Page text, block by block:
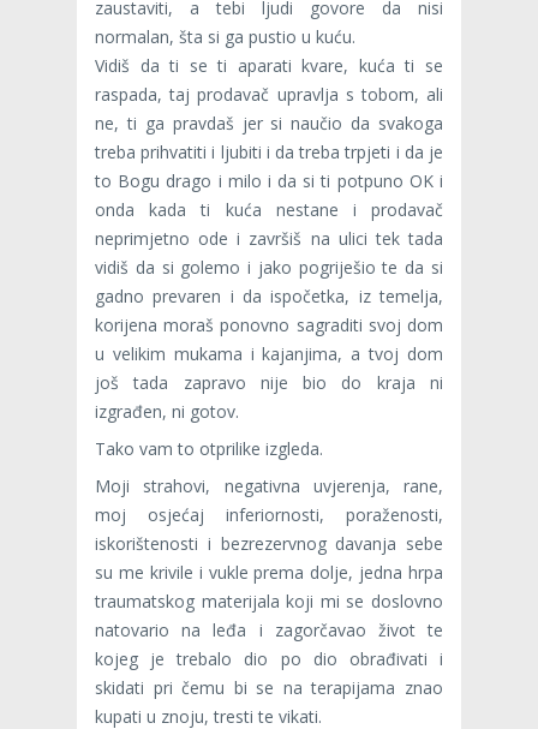
zaustaviti, a tebi ljudi govore da nisi
normalan, šta si ga pustio u kuću.
Vidiš da ti se ti aparati kvare, kuća ti se
raspada, taj prodavač upravlja s tobom, ali
ne, ti ga pravdaš jer si naučio da svakoga
treba prihvatiti i ljubiti i da treba trpjeti i da je
to Bogu drago i milo i da si ti potpuno OK i
onda kada ti kuća nestane i prodavač
neprimjetno ode i završiš na ulici tek tada
vidiš da si golemo i jako pogriješio te da si
gadno prevaren i da ispočetka, iz temelja,
korijena moraš ponovno sagraditi svoj dom
u velikim mukama i kajanjima, a tvoj dom
još tada zapravo nije bio do kraja ni
izgrađen, ni gotov.
Tako vam to otprilike izgleda.
Moji strahovi, negativna uvjerenja, rane,
moj osjećaj inferiornosti, poraženosti,
iskorištenosti i bezrezervnog davanja sebe
su me krivile i vukle prema dolje, jedna hrpa
traumatskog materijala koji mi se doslovno
natovario na leđa i zagorčavao život te
kojeg je trebalo dio po dio obrađivati i
skidati pri čemu bi se na terapijama znao
kupati u znoju, tresti te vikati.